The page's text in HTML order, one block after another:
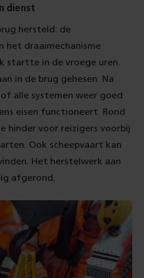
dienst
hersteld: de
het draaimechanisme
startte in de vroege uren.
in de brug gehesen. Na
alle systemen weer goed
eisen functioneert. Rond
hinder voor reizigers voorbij
Ook scheepvaart kan
Het herstelwerk aan
afgerond.